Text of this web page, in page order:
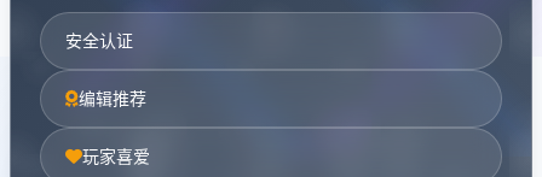
安全认证
编辑推荐
玩家喜爱